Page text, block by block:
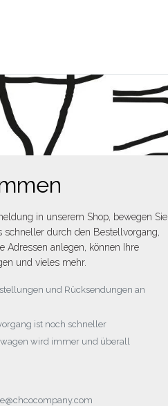
in unserem Shop, bewegen Sie
schneller durch den Bestellvorgang,
Adressen anlegen, können Ihre
und vieles mehr.
und Rücksendungen an
ist noch schneller
wird immer und überall